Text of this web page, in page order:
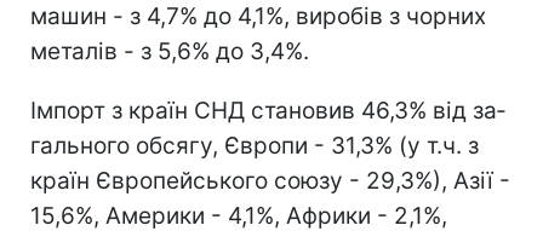
машин - з 4,7% до 4,1%, виробів з чорних
металів - з 5,6% до 3,4%.
Імпорт з країн СНД становив 46,3% від за­
гального обсягу, Європи - 31,3% (у т.ч. з
країн Європейського союзу - 29,3%), Азії -
15,6%, Америки - 4,1%, Африки - 2,1%,